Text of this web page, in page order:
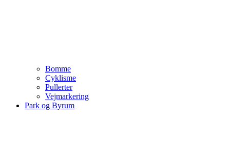
Bomme
Cyklisme
Pullerter
Vejmarkering
Park og Byrum